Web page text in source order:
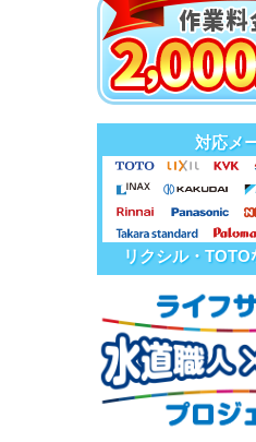
対応メ
リクシル・TOTO